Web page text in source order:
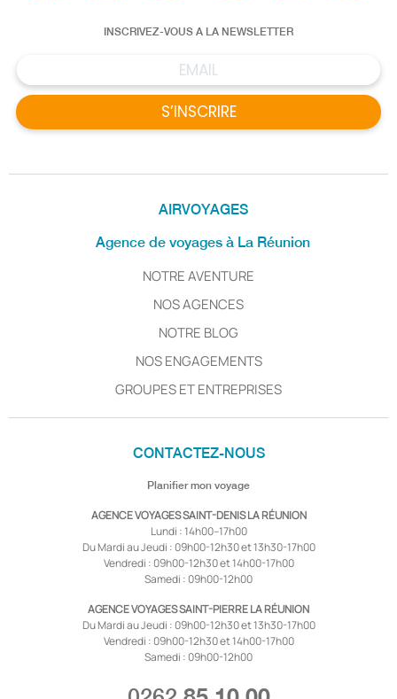
AIRVOYAGES
Agence de voyages à La Réunion
NOTRE AVENTURE
NOS AGENCES
NOTRE BLOG
NOS ENGAGEMENTS
GROUPES ET ENTREPRISES
INSCRIVEZ-VOUS A LA NEWSLETTER
S’INSCRIRE
CONTACTEZ-NOUS
Planifier mon voyage
AGENCE VOYAGES SAINT-DENIS LA RÉUNION
Lundi : 14h00–17h00
Du Mardi au Jeudi : 09h00-12h30 et 13h30-17h00
Vendredi : 09h00-12h30 et 14h00-17h00
Samedi : 09h00-12h00
AGENCE VOYAGES SAINT-PIERRE LA RÉUNION
Du Mardi au Jeudi : 09h00-12h30 et 13h30-17h00
Vendredi : 09h00-12h30 et 14h00-17h00
Samedi : 09h00-12h00